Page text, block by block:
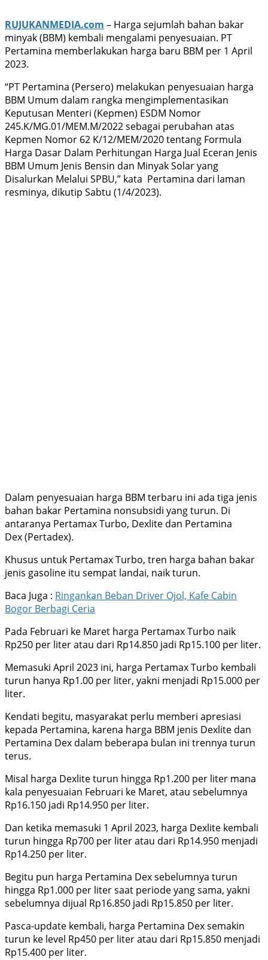
RUJUKANMEDIA.com – Harga sejumlah bahan bakar
minyak (BBM) kembali mengalami penyesuaian. PT
Pertamina memberlakukan harga baru BBM per 1 April
2023.
“PT Pertamina (Persero) melakukan penyesuaian harga
BBM Umum dalam rangka mengimplementasikan
Keputusan Menteri (Kepmen) ESDM Nomor
245.K/MG.01/MEM.M/2022 sebagai perubahan atas
Kepmen Nomor 62 K/12/MEM/2020 tentang Formula
Harga Dasar Dalam Perhitungan Harga Jual Eceran Jenis
BBM Umum Jenis Bensin dan Minyak Solar yang
Disalurkan Melalui SPBU,” kata Pertamina dari laman
resminya, dikutip Sabtu (1/4/2023).
Dalam penyesuaian harga BBM terbaru ini ada tiga jenis
bahan bakar Pertamina nonsubsidi yang turun. Di
antaranya Pertamax Turbo, Dexlite dan Pertamina
Dex (Pertadex).
Khusus untuk Pertamax Turbo, tren harga bahan bakar
jenis gasoline itu sempat landai, naik turun.
Baca Juga : Ringankan Beban Driver Ojol, Kafe Cabin
Bogor Berbagi Ceria
Pada Februari ke Maret harga Pertamax Turbo naik
Rp250 per liter atau dari Rp14.850 jadi Rp15.100 per liter.
Memasuki April 2023 ini, harga Pertamax Turbo kembali
turun hanya Rp1.00 per liter, yakni menjadi Rp15.000 per
liter.
Kendati begitu, masyarakat perlu memberi apresiasi
kepada Pertamina, karena harga BBM jenis Dexlite dan
Pertamina Dex dalam beberapa bulan ini trennya turun
terus.
Misal harga Dexlite turun hingga Rp1.200 per liter mana
kala penyesuaian Februari ke Maret, atau sebelumnya
Rp16.150 jadi Rp14.950 per liter.
Dan ketika memasuki 1 April 2023, harga Dexlite kembali
turun hingga Rp700 per liter atau dari Rp14.950 menjadi
Rp14.250 per liter.
Begitu pun harga Pertamina Dex sebelumnya turun
hingga Rp1.000 per liter saat periode yang sama, yakni
sebelumnya dijual Rp16.850 jadi Rp15.850 per liter.
Pasca-update kembali, harga Pertamina Dex semakin
turun ke level Rp450 per liter atau dari Rp15.850 menjadi
Rp15.400 per liter.